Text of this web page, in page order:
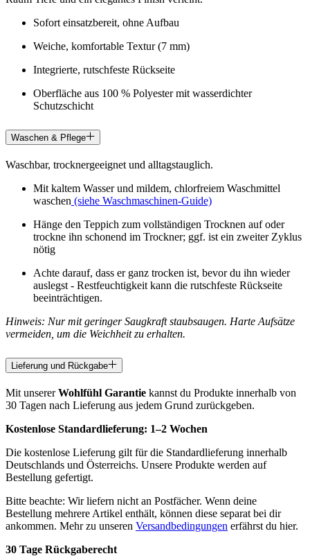
Sofort einsatzbereit, ohne Aufbau
Weiche, komfortable Textur (7 mm)
Integrierte, rutschfeste Rückseite
Oberfläche aus 100 % Polyester mit wasserdichter
Schutzschicht
Waschen & Pflege
Waschbar, trocknergeeignet und alltagstauglich.
Mit kaltem Wasser und mildem, chlorfreiem Waschmittel
waschen (siehe Waschmaschinen-Guide)
Hänge den Teppich zum vollständigen Trocknen auf oder
trockne ihn schonend im Trockner; ggf. ist ein zweiter Zyklus
nötig
Achte darauf, dass er ganz trocken ist, bevor du ihn wieder
auslegst - Restfeuchtigkeit kann die rutschfeste Rückseite
beeinträchtigen.
Hinweis: Nur mit geringer Saugkraft staubsaugen. Harte Aufsätze
vermeiden, um die Weichheit zu erhalten.
Lieferung und Rückgabe
Mit unsererWohlfühl Garantie kannst du Produkte innerhalb von
30 Tagen nach Lieferung aus jedem Grund zurückgeben.
Kostenlose Standardlieferung: 1–2 Wochen
Die kostenlose Lieferung gilt für die Standardlieferung innerhalb
Deutschlands und Österreichs. Unsere Produkte werden auf
Bestellung gefertigt.
Bitte beachte: Wir liefern nicht an Postfächer. Wenn deine
Bestellung mehrere Artikel enthält, können diese separat bei dir
ankommen. Mehr zu unseren Versandbedingungen erfährst du hier.
30 Tage Rückgaberecht